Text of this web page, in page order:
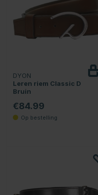
DYON
Leren riem Classic D
Bruin
€84.99